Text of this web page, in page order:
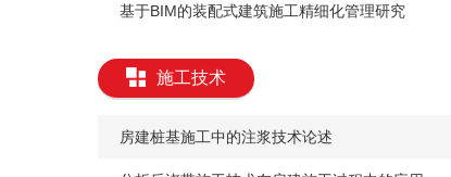
​基于BIM的装配式建筑施工精细化管理研究
施工技术
​房建桩基施工中的注浆技术论述